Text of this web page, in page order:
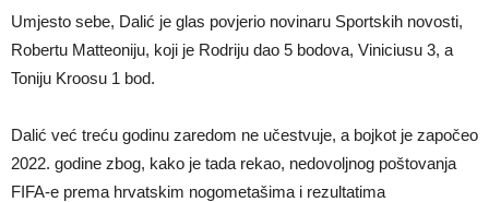
Umjesto sebe, Dalić je glas povjerio novinaru Sportskih novosti,
Robertu Matteoniju, koji je Rodriju dao 5 bodova, Viniciusu 3, a
Toniju Kroosu 1 bod.
Dalić već treću godinu zaredom ne učestvuje, a bojkot je započeo
2022. godine zbog, kako je tada rekao, nedovoljnog poštovanja
FIFA-e prema hrvatskim nogometašima i rezultatima